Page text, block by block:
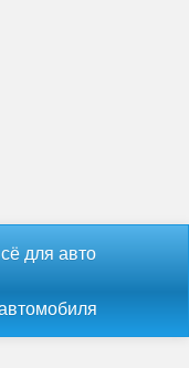
для авто